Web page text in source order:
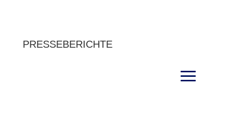
PRESSEBERICHTE